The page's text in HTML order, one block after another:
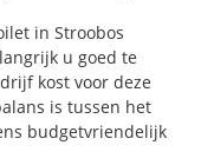
in Stroobos
u goed te
kost voor deze
is tussen het
budgetvriendelijk